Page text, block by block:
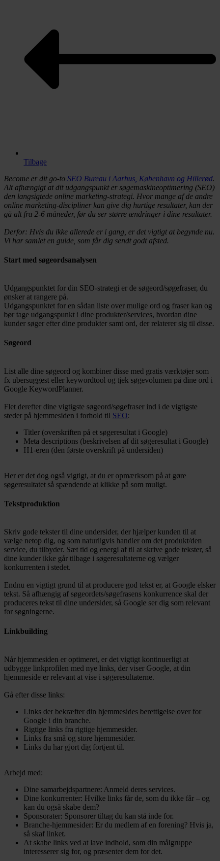
Tilbage
Become er dit go-to SEO Bureau i Aarhus, København og Hillerød.
Alt afhængigt at dit udgangspunkt er søgemaskineoptimering (SEO)
den langsigtede online marketing-strategi. Hvor mange af de andre
online marketing-discipliner kan give dig hurtige resultater, kan der
gå alt fra 2-6 måneder, før du ser større ændringer i dine resultater.
Derfor: Hvis du ikke allerede er i gang, er det vigtigt at begynde nu.
Vi har samlet en guide, som får dig sendt godt afsted.
Start med søgeordsanalysen
Udgangspunktet for din SEO-strategi er de søgeord/søgefraser, du
ønsker at rangere på.
Udgangspunktet for en sådan liste over mulige ord og fraser kan og
bør tage udgangspunkt i dine produkter/services, hvordan dine
kunder søger efter dine produkter samt ord, der relaterer sig til disse.
Søgeord
List alle dine søgeord og kombiner disse med gratis værktøjer som
fx ubersuggest eller keywordtool og tjek søgevolumen på dine ord i
Google KeywordPlanner.
Flet derefter dine vigtigste søgeord/søgefraser ind i de vigtigste
steder på hjemmesiden i forhold til SEO:
Titler (overskriften på et søgeresultat i Google)
Meta descriptions (beskrivelsen af dit søgeresultat i Google)
H1-eren (den første overskrift på undersiden)
Her er det dog også vigtigt, at du er opmærksom på at gøre
søgeresultatet så spændende at klikke på som muligt.
Tekstproduktion
Skriv gode tekster til dine undersider, der hjælper kunden til at
vælge netop dig, og som naturligvis handler om det produkt/den
service, du tilbyder. Sæt tid og energi af til at skrive gode tekster, så
dine kunder ikke går tilbage i søgeresultaterne og vælger
konkurrenten i stedet.
Endnu en vigtigt grund til at producere god tekst er, at Google elsker
tekst. Så afhængig af søgeordets/søgefrasens konkurrence skal der
produceres tekst til dine undersider, så Google ser dig som relevant
for søgningerne.
Linkbuilding
Når hjemmesiden er optimeret, er det vigtigt kontinuerligt at
udbygge linkprofilen med nye links, der viser Google, at din
hjemmeside er relevant at vise i søgeresultaterne.
Gå efter disse links:
Links der bekræfter din hjemmesides berettigelse over for
Google i din branche.
Rigtige links fra rigtige hjemmesider.
Links fra små og store hjemmesider.
Links du har gjort dig fortjent til.
Arbejd med:
Dine samarbejdspartnere: Anmeld deres services.
Dine konkurrenter: Hvilke links får de, som du ikke får – og
kan du også skabe dem?
Sponsorater: Sponsorer tiltag du kan stå inde for.
Branche-hjemmesider: Er du medlem af en forening? Hvis ja,
så skaf linket.
At skabe links ved at lave indhold, som din målgruppe
interesserer sig for, og præsenter dem for det.